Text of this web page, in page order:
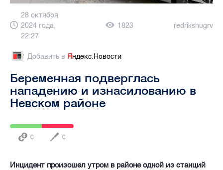
28 октября
2024 года,
22:27
1823 redrikshugrv
Добавить в Яндекс.Новости
Беременная подверглась
нападению и изнасилованию в
Невском районе
0 0
Инцидент произошел утром в районе одной из станций